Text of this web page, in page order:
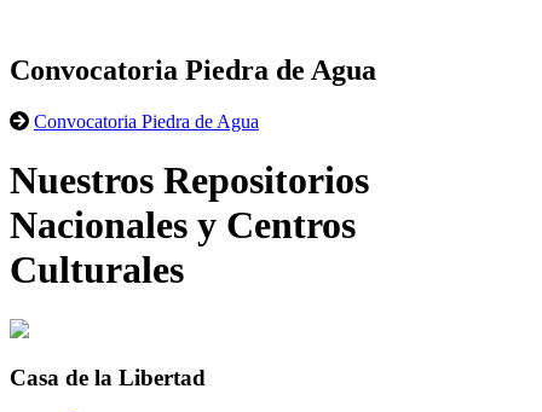
Convocatoria Piedra de Agua
Convocatoria Piedra de Agua
Nuestros Repositorios
Nacionales y Centros
Culturales
Casa de la Libertad